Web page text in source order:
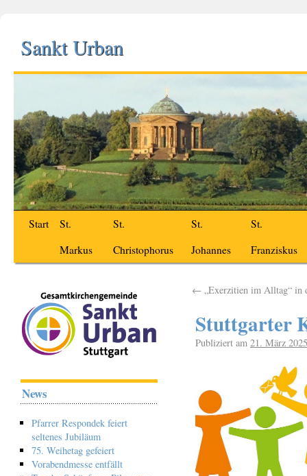
Sankt Urban
Start
St.
Markus
St.
Christophorus
St.
Johannes
St.
Franziskus
← „Exerzitien im Alltag“ in
Stuttgarter
Publiziert am 21. März 2025
News
Pfarrer Respondek feiert
seltenes Jubiläum
75. Weihetag gefeiert
Vorabendmesse entfällt